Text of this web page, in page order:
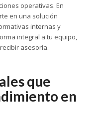
operativas. En
en una solución
internas y
integral a tu equipo,
asesoría.
que
en